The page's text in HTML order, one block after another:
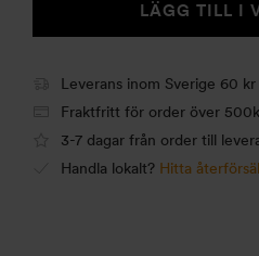
LÄGG TILL I
Leverans inom Sverige 60 kr
Fraktfritt för order över
3-7 dagar från order till
Handla lokalt? Hitta